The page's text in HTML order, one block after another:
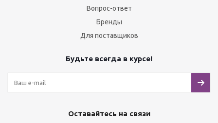
Вопрос-ответ
Бренды
Для поставщиков
Будьте всегда в курсе!
Оставайтесь на связи